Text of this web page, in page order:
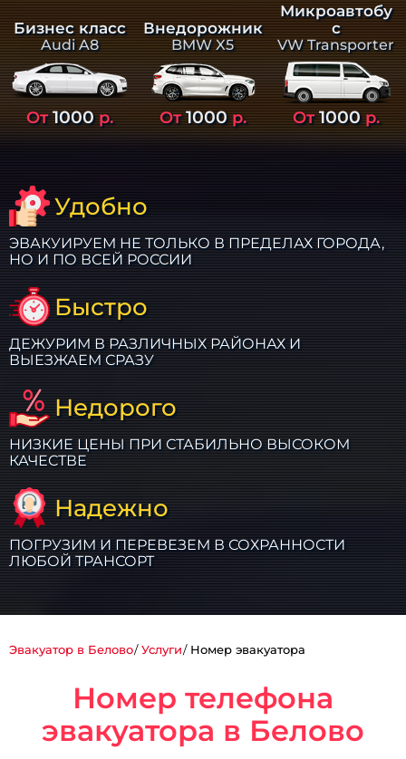
Бизнес класс
Audi A8
От1000р.
Внедорожник
BMW X5
От1000р.
Микроавтобу
с
VW Transporter
От1000р.
Удобно
ЭВАКУИРУЕМ НЕ ТОЛЬКО В ПРЕДЕЛАХ ГОРОДА,
НО И ПО ВСЕЙ РОССИИ
Быстро
ДЕЖУРИМ В РАЗЛИЧНЫХ РАЙОНАХ И
ВЫЕЗЖАЕМ СРАЗУ
Недорого
НИЗКИЕ ЦЕНЫ ПРИ СТАБИЛЬНО ВЫСОКОМ
КАЧЕСТВЕ
Надежно
ПОГРУЗИМ И ПЕРЕВЕЗЕМ В СОХРАННОСТИ
ЛЮБОЙ ТРАНСОРТ
Эвакуатор в Белово Услуги Номер эвакуатора
Номер телефона
эвакуатора в Белово